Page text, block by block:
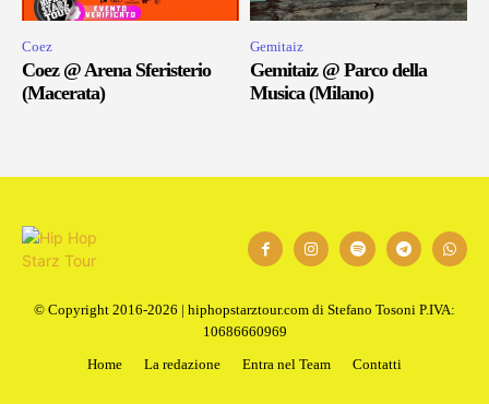
Coez
Coez @ Arena Sferisterio
(Macerata)
Gemitaiz
Gemitaiz @ Parco della
Musica (Milano)
© Copyright 2016-2026 | hiphopstarztour.com di Stefano Tosoni P.IVA:
10686660969
Home
La redazione Entra nel Team Contatti